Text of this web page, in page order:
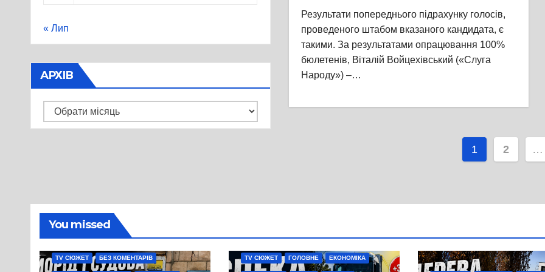
« Лип
АРХІВ
Архів
близько половини голосів
виборців округу
Результати попереднього підрахунку голосів,
проведеного штабом вказаного кандидата, є
такими. За результатами опрацювання 100%
бюлетенів, Віталій Войцехівський («Слуга
Народу») –…
1 2 …
You missed
TV СЮЖЕТ БЕЗ КОМЕНТАРІВ TV СЮЖЕТ ГОЛОВНЕ ЕКОНОМІКА